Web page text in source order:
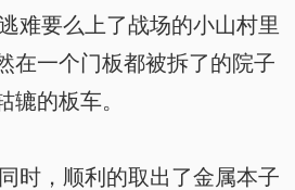
难要么上了战场的小山村里
在一个门板都被拆了的院子
辘的板车。
时，顺利的取出了金属本子